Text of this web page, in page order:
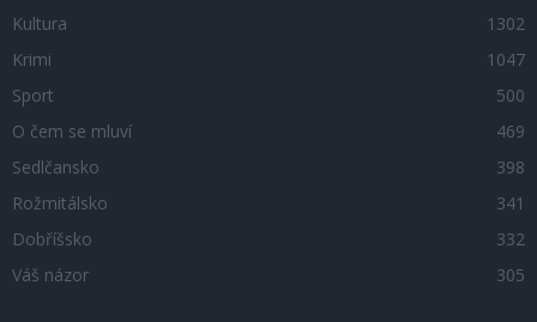
Kultura
1302
Krimi
1047
Sport
500
O čem se mluví
469
Sedlčansko
398
Rožmitálsko
341
Dobříšsko
332
Váš názor
305